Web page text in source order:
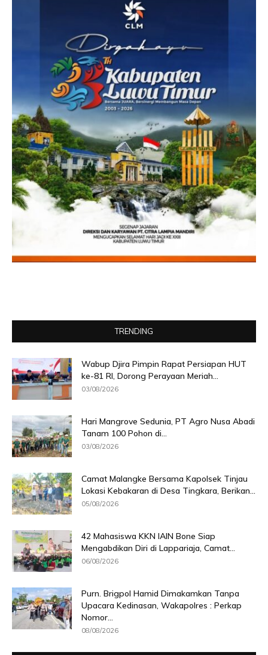
TRENDING
Wabup Djira Pimpin Rapat Persiapan HUT
ke-81 RI, Dorong Perayaan Meriah...
03/08/2026
Hari Mangrove Sedunia, PT Agro Nusa Abadi
Tanam 100 Pohon di...
03/08/2026
Camat Malangke Bersama Kapolsek Tinjau
Lokasi Kebakaran di Desa Tingkara, Berikan...
05/08/2026
42 Mahasiswa KKN IAIN Bone Siap
Mengabdikan Diri di Lappariaja, Camat...
06/08/2026
Purn. Brigpol Hamid Dimakamkan Tanpa
Upacara Kedinasan, Wakapolres : Perkap
Nomor...
08/08/2026